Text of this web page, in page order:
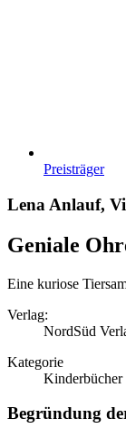
Preisträger
Lena Anlauf,
Geniale
Eine kuriose
Verlag:
NordSüd
Kategorie
Kinderbücher
Begründung